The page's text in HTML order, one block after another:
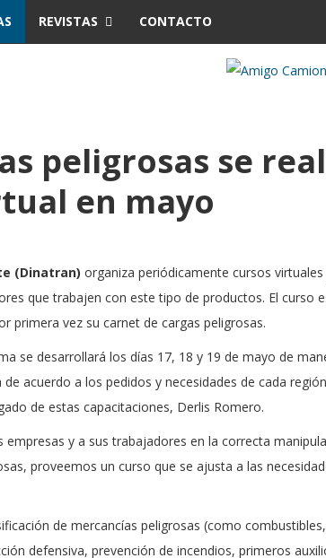
REVISTAS CONTACTO
peligrosas se
en mayo
(Dinatran) organiza periódicamente cursos virtuales
que trabajen con este tipo de productos. El curso
primera vez su carnet de cargas peligrosas.
se desarrollará los días 17, 18 y 19 de mayo de
acuerdo a los pedidos y necesidades de cada
de estas capacitaciones, Derlis Romero.
empresas y a sus trabajadores en la correcta
proveemos un curso que se ajusta a las
de mercancías peligrosas (como
defensiva, prevención de incendios, primeros